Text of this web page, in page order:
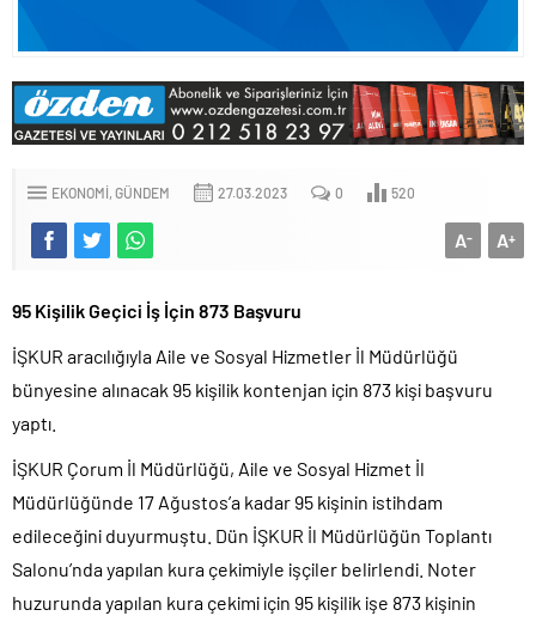
EKONOMI GÜNDEM 27.03.2023 0 520
A+
A-
95 Kişilik Geçici İş İçin 873 Başvuru
İŞKUR aracılığıyla Aile ve Sosyal Hizmetler İl Müdürlüğü
bünyesine alınacak 95 kişilik kontenjan için 873 kişi başvuru
yaptı.
İŞKUR Çorum İl Müdürlüğü, Aile ve Sosyal Hizmet İl
Müdürlüğünde 17 Ağustos’a kadar 95 kişinin istihdam
edileceğini duyurmuştu. Dün İŞKUR İl Müdürlüğün Toplantı
Salonu’nda yapılan kura çekimiyle işçiler belirlendi. Noter
huzurunda yapılan kura çekimi için 95 kişilik işe 873 kişinin